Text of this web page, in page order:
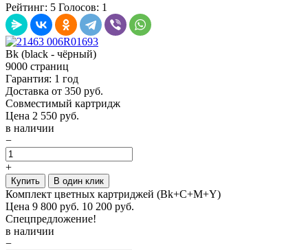
Рейтинг: 5 Голосов: 1
Bk (black - чёрный)
9000 страниц
Гарантия: 1 год
Доставка от 350 руб.
Совместимый картридж
Цена 2 550 руб.
в наличии
−
+
Купить В один клик
Комплект цветных картриджей (Bk+C+M+Y)
Цена 9 800 руб. 10 200 руб.
Спецпредложение!
в наличии
−